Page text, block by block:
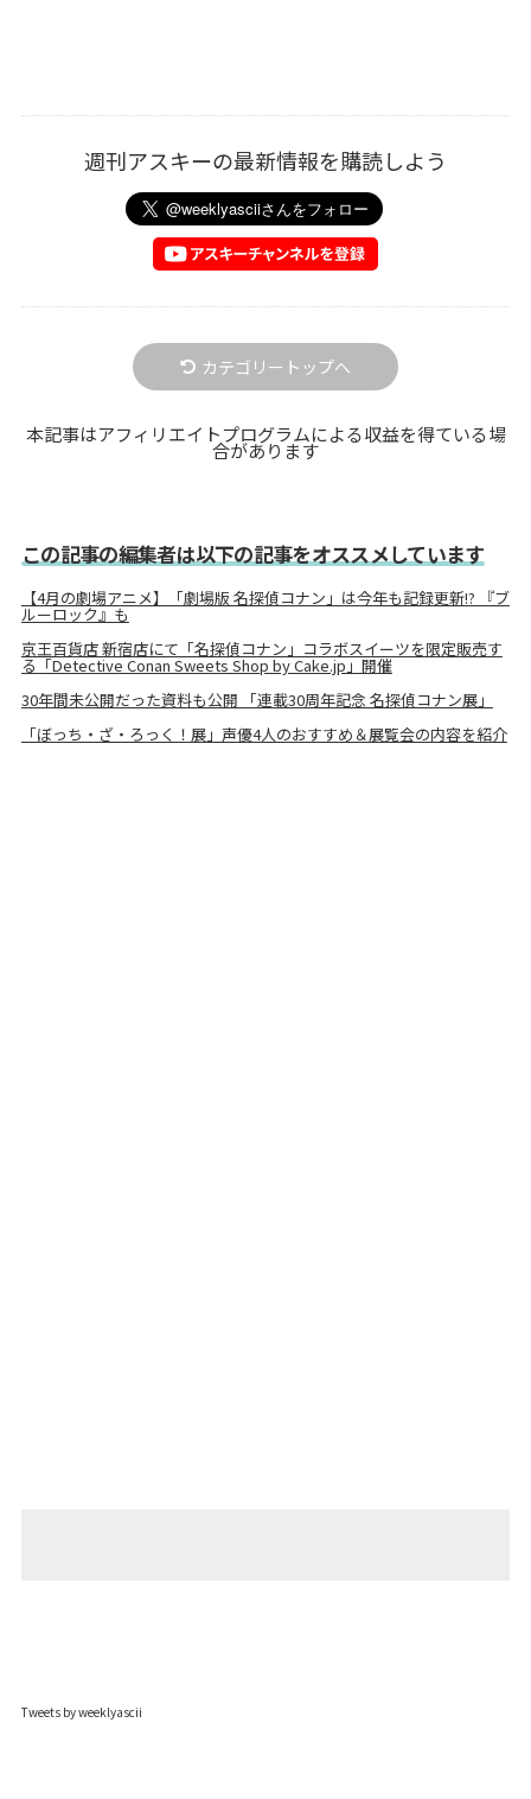
週刊アスキーの最新情報を購読しよう
カテゴリートップへ
本記事はアフィリエイトプログラムによる収益を得ている場
合があります
この記事の編集者は以下の記事をオススメしています
【4月の劇場アニメ】「劇場版 名探偵コナン」は今年も記録更新!? 『ブ
ルーロック』も
京王百貨店 新宿店にて「名探偵コナン」コラボスイーツを限定販売す
る「Detective Conan Sweets Shop by Cake.jp」開催
30年間未公開だった資料も公開 「連載30周年記念 名探偵コナン展」
「ぼっち・ざ・ろっく！展」声優4人のおすすめ＆展覧会の内容を紹介
Tweets by weeklyascii